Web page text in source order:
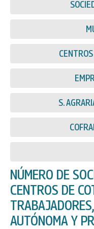
S.
NÚMERO DE
CENTROS DE
AUTÓNOMA Y